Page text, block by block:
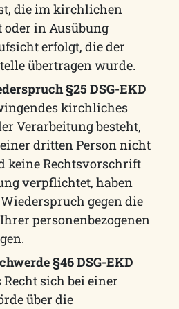
die im kirchlichen
oder in Ausübung
erfolgt, die der
übertragen wurde.
§25 DSG-EKD
kirchliches
Verarbeitung besteht,
dritten Person nicht
keine Rechtsvorschrift
verpflichtet, haben
gegen die
personenbezogenen
§46 DSG-EKD
Recht sich bei einer
über die